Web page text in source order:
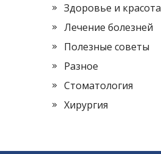
Здоровье и красота
Лечение болезней
Полезные советы
Разное
Стоматология
Хирургия